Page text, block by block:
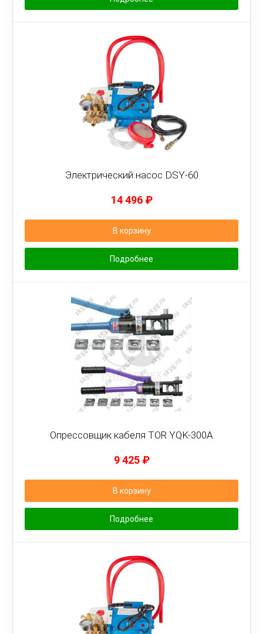
Электрический насос DSY-60
14 496 ₽
В корзину
Подробнее
Опрессовщик кабеля TOR YQK-300A
9 425 ₽
В корзину
Подробнее